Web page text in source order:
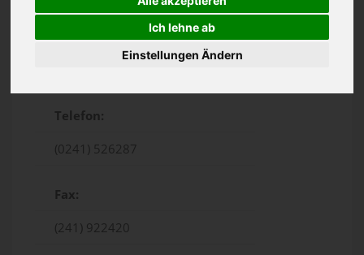
Ich lehne ab
Einstellungen Ändern
Telefon:
(0241) 526287
Fax:
(241) 922420